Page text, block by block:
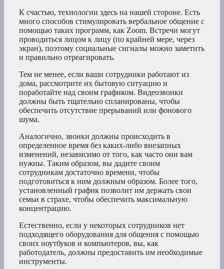
К счастью, технологии здесь на нашей стороне. Есть
много способов стимулировать вербальное общение с
помощью таких программ, как Zoom. Встречи могут
проводиться лицом к лицу (по крайней мере, через
экран), поэтому социальные сигналы можно заметить
и правильно отреагировать.
Тем не менее, если ваши сотрудники работают из
дома, рассмотрите их бытовую ситуацию и
поработайте над своим графиком. Видеозвонки
должны быть тщательно спланированы, чтобы
обеспечить отсутствие прерываний или фонового
шума.
Аналогично, звонки должны происходить в
определенное время без каких-либо внезапных
изменений, независимо от того, как часто они вам
нужны. Таким образом, вы дадите своим
сотрудникам достаточно времени, чтобы
подготовиться к ним должным образом. Более того,
установленный график позволит им держать свои
семьи в страхе, чтобы обеспечить максимальную
концентрацию.
Естественно, если у некоторых сотрудников нет
подходящего оборудования для общения с помощью
своих ноутбуков и компьютеров, вы, как
работодатель, должны предоставить им необходимые
инструменты.